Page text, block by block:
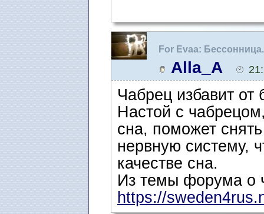
For Evaa:
Alla_A
Чабрец избавит от
Настой с
сна, поможет
нервную систему,
качестве сна.
Из темы форума о
https://